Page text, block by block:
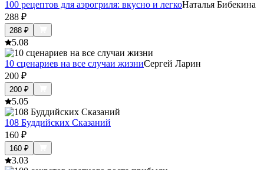
100 рецептов для аэрогриля: вкусно и легкоНаталья Бибекина
288 ₽
288 ₽
5.08
10 сценариев на все случаи жизниСергей Ларин
200 ₽
200 ₽
5.05
108 Буддийских Сказаний
160 ₽
160 ₽
3.03